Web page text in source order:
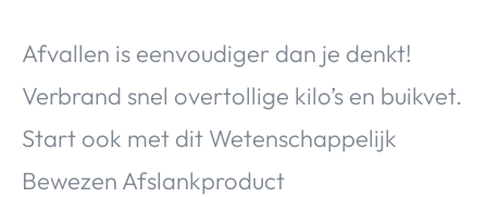
Afvallen is eenvoudiger dan je denkt!
Verbrand snel overtollige kilo’s en buikvet.
Start ook met dit Wetenschappelijk
Bewezen Afslankproduct